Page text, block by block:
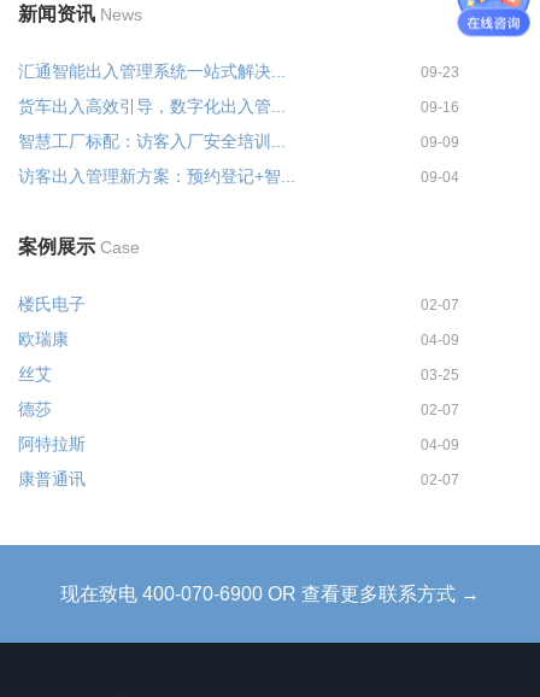
新闻资讯 News
汇通智能出入管理系统一站式解决... 09-23
货车出入高效引导，数字化出入管... 09-16
智慧工厂标配：访客入厂安全培训... 09-09
访客出入管理新方案：预约登记+智... 09-04
案例展示 Case
楼氏电子 02-07
欧瑞康 04-09
丝艾 03-25
德莎 02-07
阿特拉斯 04-09
康普通讯 02-07
现在致电 400-070-6900 OR 查看更多联系方式 →